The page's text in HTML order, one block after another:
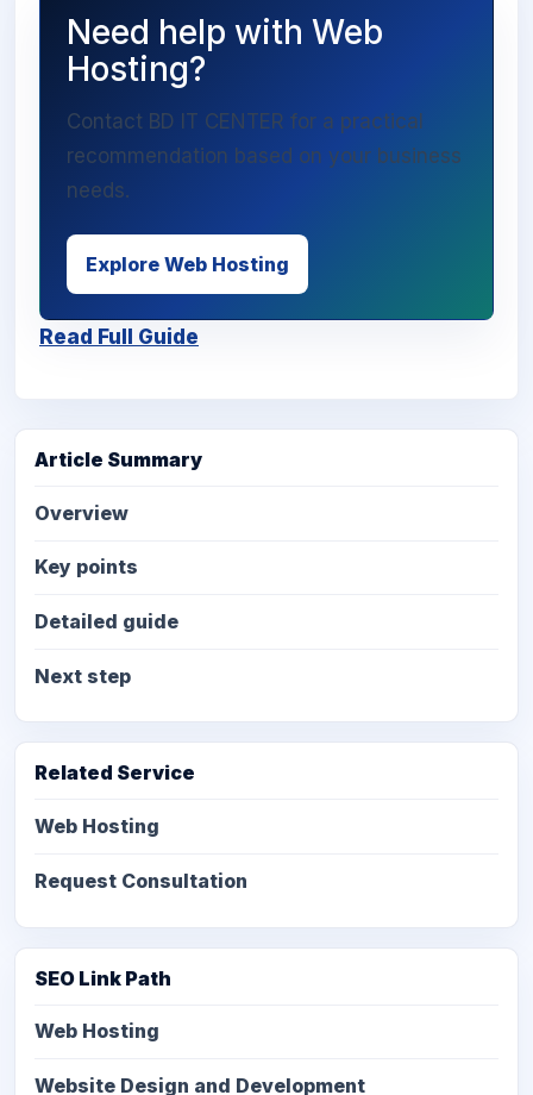
Need help with Web
Hosting?
Contact BD IT CENTER for a practical
recommendation based on your business
needs.
Explore Web Hosting
Read Full Guide
Article Summary
Overview
Key points
Detailed guide
Next step
Related Service
Web Hosting
Request Consultation
SEO Link Path
Web Hosting
Website Design and Development